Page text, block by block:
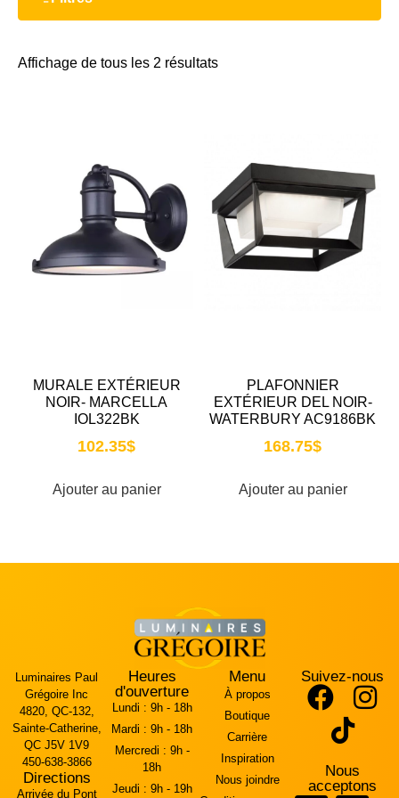
Affichage de tous les 2 résultats
MURALE EXTÉRIEUR
NOIR- MARCELLA
IOL322BK
102.35$
Ajouter au panier
PLAFONNIER
EXTÉRIEUR DEL NOIR-
WATERBURY AC9186BK
168.75$
Ajouter au panier
Luminaires Paul
Grégoire Inc
4820, QC-132,
Sainte-Catherine,
QC J5V 1V9
450-638-3866
Directions
Arrivée du Pont
Heures
d'ouverture
Lundi : 9h - 18h
Mardi : 9h - 18h
Mercredi : 9h -
18h
Jeudi : 9h - 19h
Menu
À propos
Boutique
Carrière
Inspiration
Nous joindre
Suivez-nous
Nous
acceptons